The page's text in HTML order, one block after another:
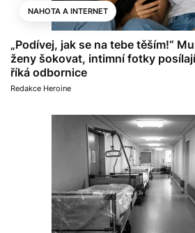
NAHOTA A INTERNET
„Podívej, jak se na tebe těším!“
ženy šokovat, intimní fotky
říká odbornice
Redakce Heroine